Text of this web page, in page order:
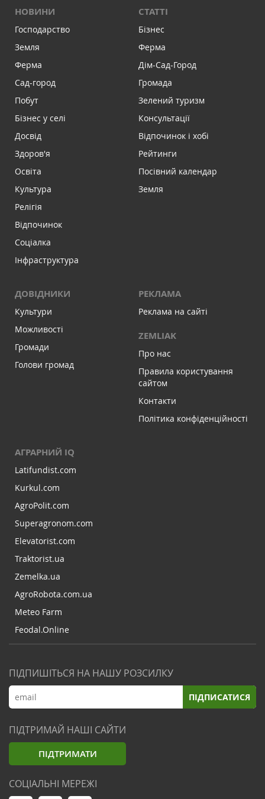
НОВИНИ
Господарство
Земля
Ферма
Сад-город
Побут
Бізнес у селі
Досвід
Здоров'я
Освіта
Культура
Релігія
Відпочинок
Соціалка
Інфраструктура
СТАТТІ
Бізнес
Ферма
Дім-Сад-Город
Громада
Зелений туризм
Консультації
Відпочинок і хобі
Рейтинги
Посівний календар
Земля
ДОВІДНИКИ
Культури
Можливості
Громади
Голови громад
РЕКЛАМА
Реклама на сайті
ZEMLIAK
Про нас
Правила користування
сайтом
Контакти
Політика конфіденційності
АГРАРНИЙ IQ
Latifundist.com
Kurkul.com
AgroPolit.com
Superagronom.com
Elevatorist.com
Traktorist.ua
Zemelka.ua
AgroRobota.com.ua
Meteo Farm
Feodal.Online
ПІДПИШІТЬСЯ НА НАШУ РОЗСИЛКУ
ПІДПИСАТИСЯ
ПІДТРИМАЙ НАШІ САЙТИ
ПІДТРИМАТИ
СОЦІАЛЬНІ МЕРЕЖІ